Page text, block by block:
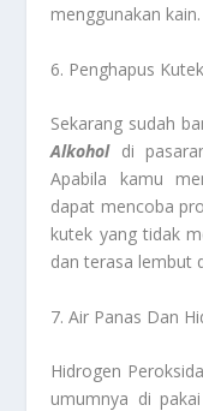
menggunakan kain.
6. Penghapus
Sekarang sudah
Alkoholdi
Apabila kamu
dapat mencoba
kutek yang tidak
dan terasa lembut
7. Air Panas Dan
Hidrogen
umumnya di